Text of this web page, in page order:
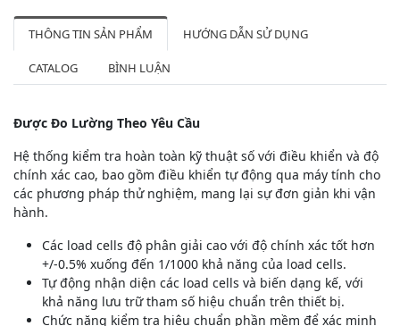
THÔNG TIN SẢN PHẨM HƯỚNG DẪN SỬ DỤNG
CATALOG BÌNH LUẬN
Được Đo Lường Theo Yêu Cầu
Hệ thống kiểm tra hoàn toàn kỹ thuật số với điều khiển và độ
chính xác cao, bao gồm điều khiển tự động qua máy tính cho
các phương pháp thử nghiệm, mang lại sự đơn giản khi vận
hành.
Các load cells độ phân giải cao với độ chính xác tốt hơn
+/-0.5% xuống đến 1/1000 khả năng của load cells.
Tự động nhận diện các load cells và biến dạng kế, với
khả năng lưu trữ tham số hiệu chuẩn trên thiết bị.
Chức năng kiểm tra hiệu chuẩn phần mềm để xác minh